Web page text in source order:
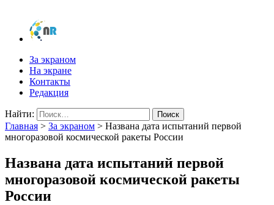
newsroom.su
Новости о новостях
За экраном
На экране
Контакты
Редакция
Найти:
Главная > За экраном > Названа дата испытаний первой
многоразовой космической ракеты России
Названа дата испытаний первой
многоразовой космической ракеты
России